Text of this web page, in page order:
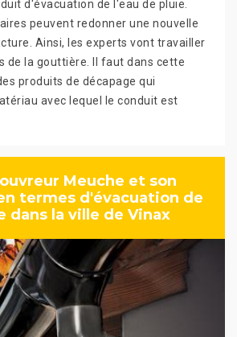
d'évacuation de l'eau de pluie.
peuvent redonner une nouvelle
Ainsi, les experts vont travailler
de la gouttière. Il faut dans cette
produits de décapage qui
avec lequel le conduit est
Meuche et son
termes d'évacuation de
dans la ville de Vinax